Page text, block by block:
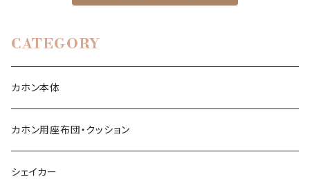
CATEGORY
カホン本体
カホン用座布団・クッション
シェイカー